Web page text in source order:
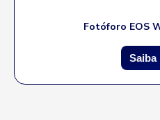
Fotóforo EOS
Saiba